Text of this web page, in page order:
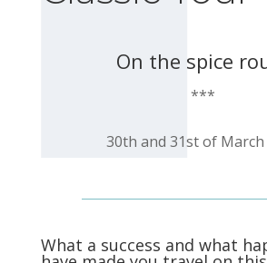
On the spice
***
30th and 31st of March
What a success and what